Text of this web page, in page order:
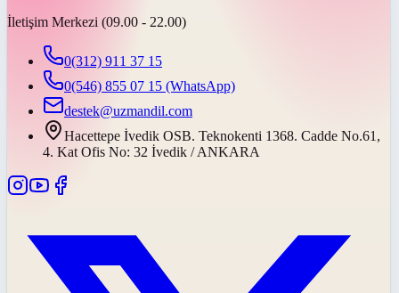
İletişim Merkezi (09.00 - 22.00)
0(312) 911 37 15
0(546) 855 07 15 (WhatsApp)
destek@uzmandil.com
Hacettepe İvedik OSB. Teknokenti 1368. Cadde No.61,
4. Kat Ofis No: 32 İvedik / ANKARA